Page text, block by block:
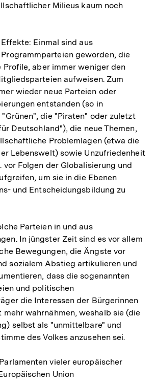
Milieus kaum noch
Einmal sind aus
geworden, die
Profile, aber immer weniger den
aufweisen. Zum
wieder neue Parteien oder
entstanden (so in
die "Piraten" oder zuletzt
Deutschland"), die neue Themen,
Problemlagen (etwa die
Lebenswelt) sowie Unzufriedenheit
vor Folgen der Globalisierung und
um sie in die Ebenen
und Entscheidungsbildung zu
Parteien in und aus
In jüngster Zeit sind es vor allem
Bewegungen, die Ängste vor
sozialem Abstieg artikulieren und
dass die sogenannten
und politischen
die Interessen der Bürgerinnen
mehr wahrnähmen, weshalb sie (die
selbst als "unmittelbare" und
des Volkes anzusehen sei.
vieler europäischer
Union